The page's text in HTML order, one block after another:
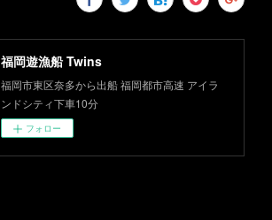
福岡遊漁船 Twins
福岡市東区奈多から出船 福岡都市高速 アイラ
ンドシティ下車10分
フォロー